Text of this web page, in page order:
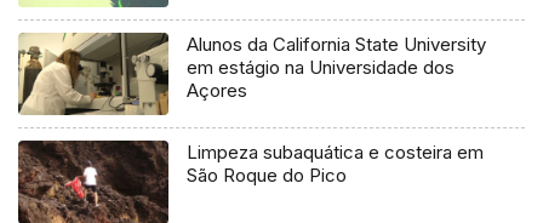
Alunos da California State University
em estágio na Universidade dos
Açores
Limpeza subaquática e costeira em
São Roque do Pico